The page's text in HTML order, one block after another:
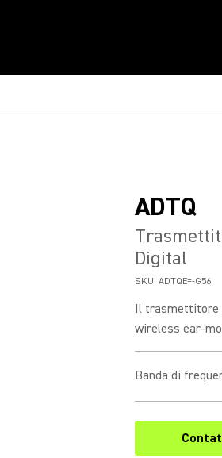
ADTQ
Digital
SKU: ADTQE=-G56
Il trasmettitore
wireless ear-
Banda di